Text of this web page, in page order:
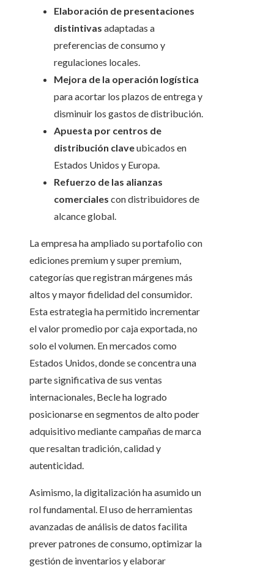
Elaboración de presentaciones
distintivas adaptadas a
preferencias de consumo y
regulaciones locales.
Mejora de la operación logística
para acortar los plazos de entrega y
disminuir los gastos de distribución.
Apuesta por centros de
distribución claveubicados en
Estados Unidos y Europa.
Refuerzo de las alianzas
comerciales con distribuidores de
alcance global.
La empresa ha ampliado su portafolio con
ediciones premium y super premium,
categorías que registran márgenes más
altos y mayor fidelidad del consumidor.
Esta estrategia ha permitido incrementar
el valor promedio por caja exportada, no
solo el volumen. En mercados como
Estados Unidos, donde se concentra una
parte significativa de sus ventas
internacionales, Becle ha logrado
posicionarse en segmentos de alto poder
adquisitivo mediante campañas de marca
que resaltan tradición, calidad y
autenticidad.
Asimismo, la digitalización ha asumido un
rol fundamental. El uso de herramientas
avanzadas de análisis de datos facilita
prever patrones de consumo, optimizar la
gestión de inventarios y elaborar